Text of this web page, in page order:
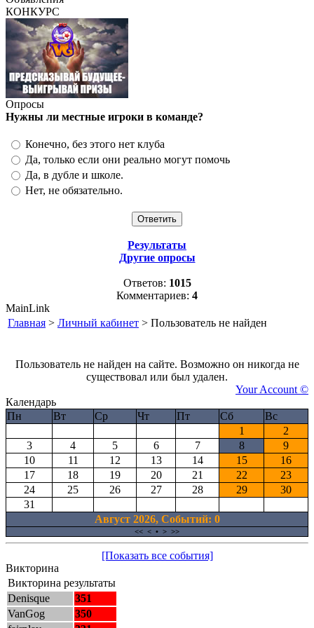
КОНКУРС
Опросы
Нужны ли местные игроки в команде?
Конечно, без этого нет клуба
Да, только если они реально могут помочь
Да, в дубле и школе.
Нет, не обязательно.
Результаты
Другие опросы
Ответов: 1015
Комментариев: 4
MainLink
Главная > Личный кабинет > Пользователь не найден
Пользователь не найден на сайте. Возможно он никогда не
существовал или был удален.
Your Account ©
Календарь
Пн
Вт Ср Чт Пт Сб
Вс
1
2
3
4 5 6 7 8
9
10
11 12 13 14 15
16
17
18 19 20 21 22
23
24
25 26 27 28 29
30
31
Август 2026, Cобытий: 0
<< < • > >>
[Показать все события]
Викторина
Викторина результаты
Denisque
351
VanGog
350